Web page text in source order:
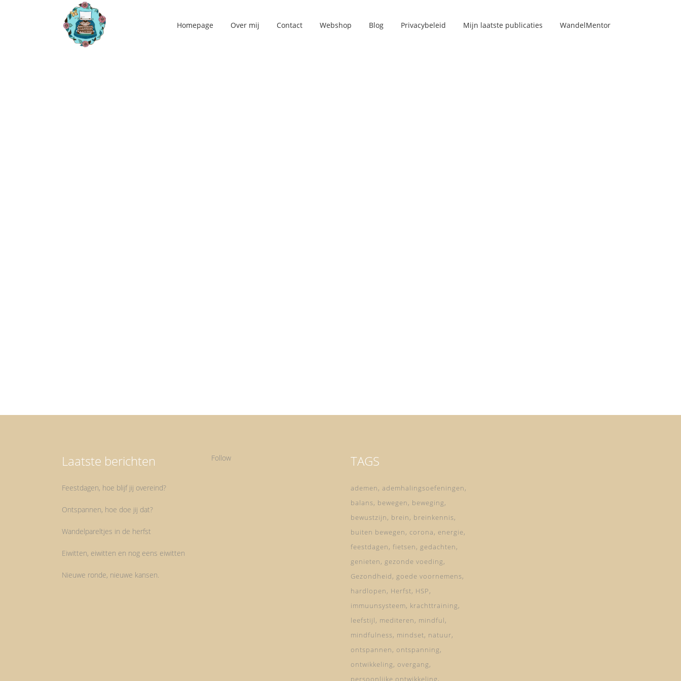
Homepage Over mij Contact Webshop Blog Privacybeleid Mijn laatste publicaties WandelMentor
Laatste berichten
Feestdagen, hoe blijf jij overeind?
Ontspannen, hoe doe jij dat?
Wandelpareltjes in de herfst
Eiwitten, eiwitten en nog eens eiwitten
Nieuwe ronde, nieuwe kansen.
Follow TAGS
ademen ademhalingsoefeningen
balans bewegen
beweging
bewustzijn
brein
breinkennis
buiten bewegen
corona
energie
feestdagen fietsen
gedachten
genieten
gezonde voeding
Gezondheid
goede voornemens
hardlopen
Herfst HSP
immuunsysteem krachttraining
leefstijl
mediteren
mindful
mindfulness mindset natuur
ontspannen
ontspanning
ontwikkeling
overgang
persoonlijke ontwikkeling